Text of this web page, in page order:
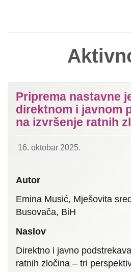
Priprema nastavne
direktnom i javnom
na izvršenje ratnih
16. oktobar 2025.
Autor
Emina Musić, Mješovita
Busovača, BiH
Naslov
Direktno i javno
ratnih zločina – tri